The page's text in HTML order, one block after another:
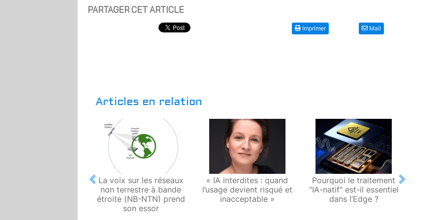
PARTAGER CET ARTICLE
Imprimer Mail
Articles en relation
La voix sur les réseaux
non terrestre à bande
étroite (NB-NTN) prend
son essor
« IA interdites : quand
l’usage devient risqué et
inacceptable »
Pourquoi le traitement
"IA-natif" est-il essentiel
dans l’Edge ?
Previous Next